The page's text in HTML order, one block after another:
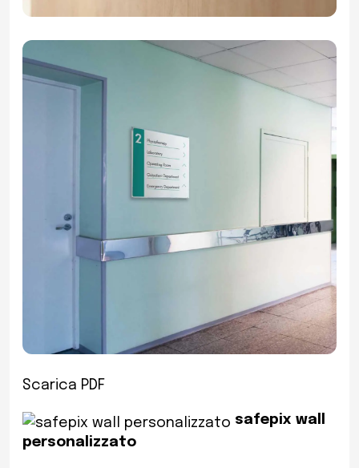
Scarica PDF
safepix wall
personalizzato